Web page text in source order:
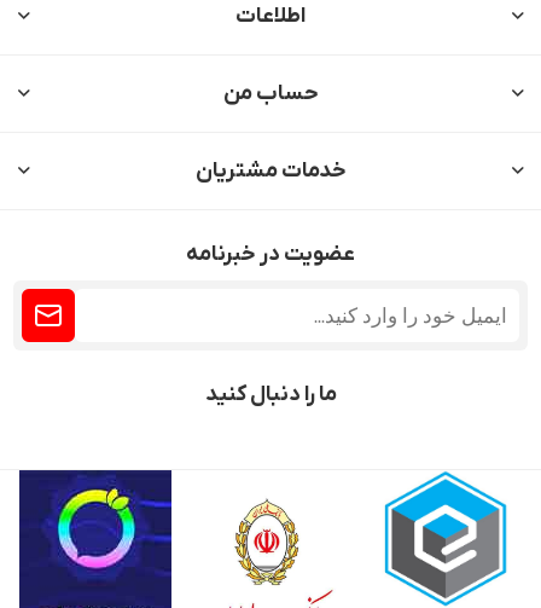
اطلاعات
حساب من
خدمات مشتریان
عضویت در خبرنامه
ما را دنبال کنید